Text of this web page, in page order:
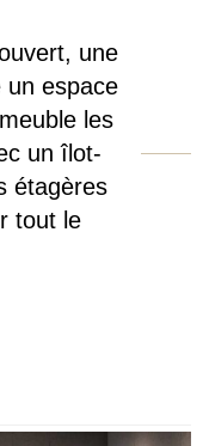
une
un espace
les
un îlot-
étagères
tout le